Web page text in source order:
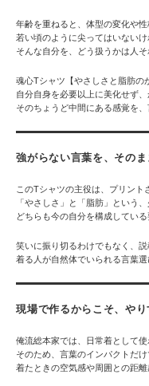
年齢を重ねると、体型の変化や
若い頃のように尖ってはいない
そんな自分を、どう扱うかは人そ
魂心Tシャツ【やさしさと脂肪の
自分自身を必要以上に美化せず、
そのちょうど中間にある感覚を
強がらない言葉を、その
このTシャツの主役は、プリント
「やさしさ」と「脂肪」という
どちらも今の自分を構成している
笑いに振り切るわけでもなく、説
着る人が自然体でいられる言葉選
現場で作るからこそ、やり
俺流総本家では、日常着として
そのため、言葉のインパクトだけ
着たときの空気感や周囲との距離